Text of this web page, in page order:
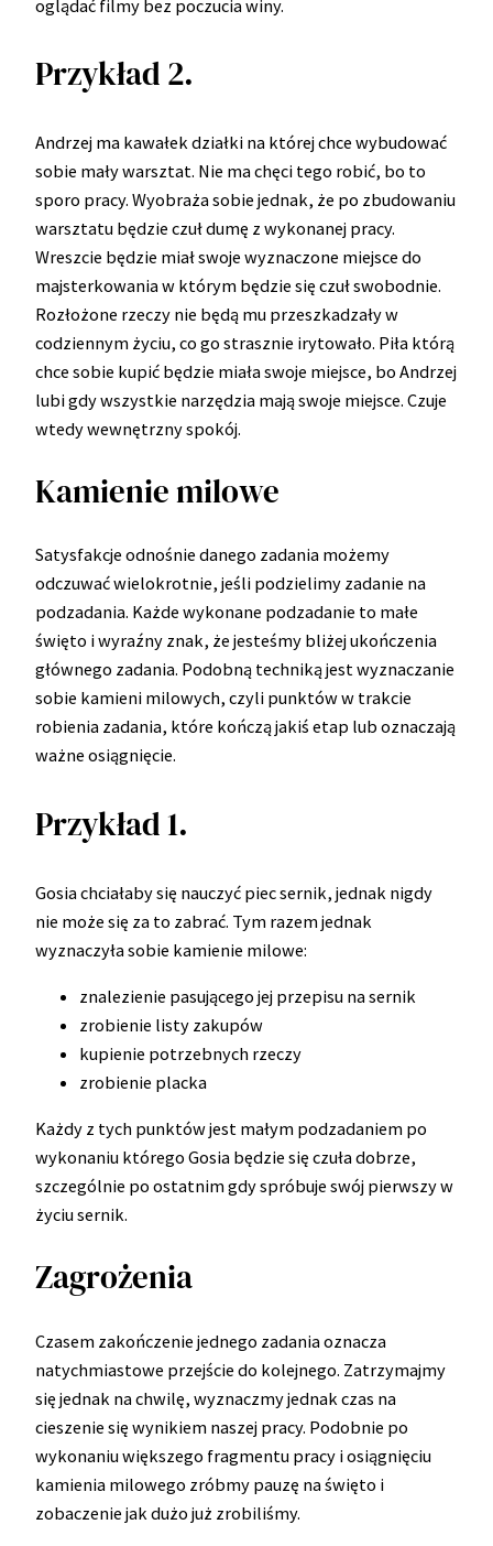
oglądać filmy bez poczucia winy.
Przykład 2.
Andrzej ma kawałek działki na której chce wybudować
sobie mały warsztat. Nie ma chęci tego robić, bo to
sporo pracy. Wyobraża sobie jednak, że po zbudowaniu
warsztatu będzie czuł dumę z wykonanej pracy.
Wreszcie będzie miał swoje wyznaczone miejsce do
majsterkowania w którym będzie się czuł swobodnie.
Rozłożone rzeczy nie będą mu przeszkadzały w
codziennym życiu, co go strasznie irytowało. Piła którą
chce sobie kupić będzie miała swoje miejsce, bo Andrzej
lubi gdy wszystkie narzędzia mają swoje miejsce. Czuje
wtedy wewnętrzny spokój.
Kamienie milowe
Satysfakcje odnośnie danego zadania możemy
odczuwać wielokrotnie, jeśli podzielimy zadanie na
podzadania. Każde wykonane podzadanie to małe
święto i wyraźny znak, że jesteśmy bliżej ukończenia
głównego zadania. Podobną techniką jest wyznaczanie
sobie kamieni milowych, czyli punktów w trakcie
robienia zadania, które kończą jakiś etap lub oznaczają
ważne osiągnięcie.
Przykład 1.
Gosia chciałaby się nauczyć piec sernik, jednak nigdy
nie może się za to zabrać. Tym razem jednak
wyznaczyła sobie kamienie milowe:
znalezienie pasującego jej przepisu na sernik
zrobienie listy zakupów
kupienie potrzebnych rzeczy
zrobienie placka
Każdy z tych punktów jest małym podzadaniem po
wykonaniu którego Gosia będzie się czuła dobrze,
szczególnie po ostatnim gdy spróbuje swój pierwszy w
życiu sernik.
Zagrożenia
Czasem zakończenie jednego zadania oznacza
natychmiastowe przejście do kolejnego. Zatrzymajmy
się jednak na chwilę, wyznaczmy jednak czas na
cieszenie się wynikiem naszej pracy. Podobnie po
wykonaniu większego fragmentu pracy i osiągnięciu
kamienia milowego zróbmy pauzę na święto i
zobaczenie jak dużo już zrobiliśmy.